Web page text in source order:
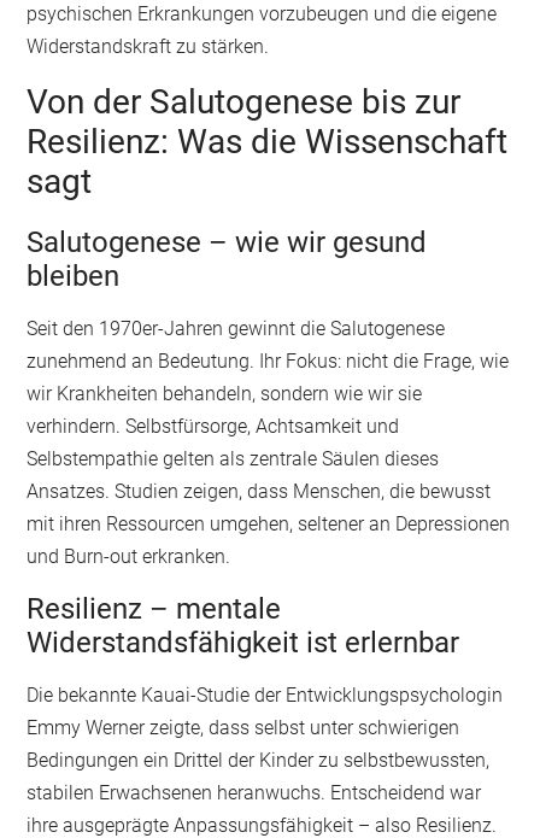
psychischen Erkrankungen vorzubeugen und die eigene
Widerstandskraft zu stärken.
Von der Salutogenese bis zur
Resilienz: Was die Wissenschaft
sagt
Salutogenese – wie wir gesund
bleiben
Seit den 1970er-Jahren gewinnt die Salutogenese
zunehmend an Bedeutung. Ihr Fokus: nicht die Frage, wie
wir Krankheiten behandeln, sondern wie wir sie
verhindern. Selbstfürsorge, Achtsamkeit und
Selbstempathie gelten als zentrale Säulen dieses
Ansatzes. Studien zeigen, dass Menschen, die bewusst
mit ihren Ressourcen umgehen, seltener an Depressionen
und Burn-out erkranken.
Resilienz – mentale
Widerstandsfähigkeit ist erlernbar
Die bekannte Kauai-Studie der Entwicklungspsychologin
Emmy Werner zeigte, dass selbst unter schwierigen
Bedingungen ein Drittel der Kinder zu selbstbewussten,
stabilen Erwachsenen heranwuchs. Entscheidend war
ihre ausgeprägte Anpassungsfähigkeit – also Resilienz.